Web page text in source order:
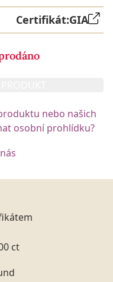
Certifikát:GIA
nebo našich
osobní prohlídku?
ct